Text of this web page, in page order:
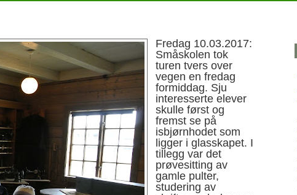
Fredag 10.03.2017:
Småskolen tok
turen tvers over
vegen en fredag
formiddag. Sju
interesserte elever
skulle først og
fremst se på
isbjørnhodet som
ligger i glasskapet. I
tillegg var det
prøvesitting av
gamle pulter,
studering av